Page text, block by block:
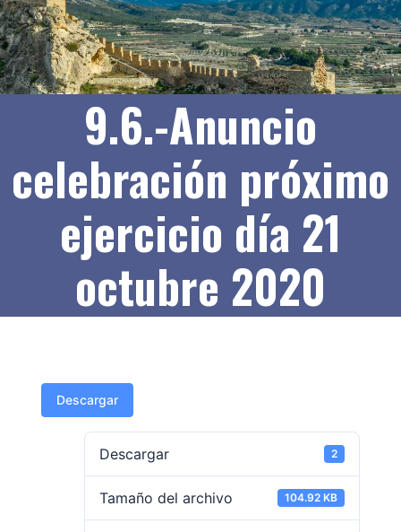
9.6.-Anuncio
celebración próximo
ejercicio día 21
octubre 2020
Descargar
Descargar 2
Tamaño del archivo 104.92 KB